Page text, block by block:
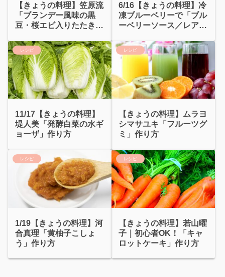
【きょうの料理】笠原流
「ブランデー風味の黒
豆・桜エビ入りたたきゴ
6/16【きょうの料理】冷
凍ブルーベリーで「ブル
ーベリーソース／レアチ
レシピ
11/17【きょうの料理】
堤人美「発酵白菜の水ギ
ョーザ」作り方
レシピ
【きょうの料理】ムラヨ
シマサユキ「フルーツグ
ミ」作り方
レシピ
1/19【きょうの料理】河
合真理「黄柚子こしょ
う」作り方
レシピ
【きょうの料理】若山曜
子｜初心者OK！「キャ
ロットケーキ」作り方